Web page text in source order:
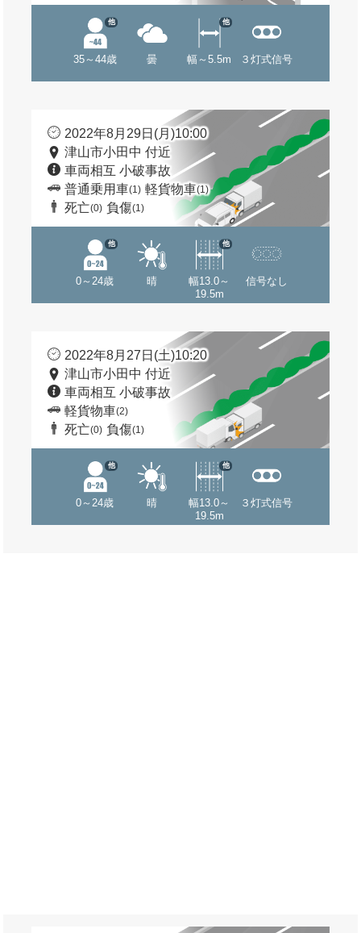
35～44歳
他
曇 幅～5.5m
他
３灯式信号
2022年8月29日(月)10:00
津山市小田中 付近
車両相互 小破事故
普通乗用車(1) 軽貨物車(1)
死亡(0) 負傷(1)
0～24歳
他
晴
幅13.0～
19.5m
他
信号なし
2022年8月27日(土)10:20
津山市小田中 付近
車両相互 小破事故
軽貨物車(2)
死亡(0) 負傷(1)
0～24歳
他
晴
幅13.0～
19.5m
他
３灯式信号